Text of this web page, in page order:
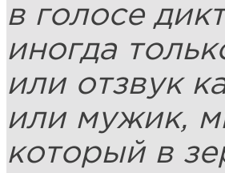
в голосе
иногда
или отзвук
или мужик,
который в